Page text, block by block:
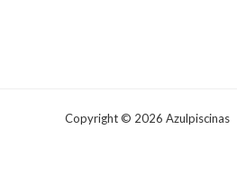
Copyright © 2026 Azulpiscinas